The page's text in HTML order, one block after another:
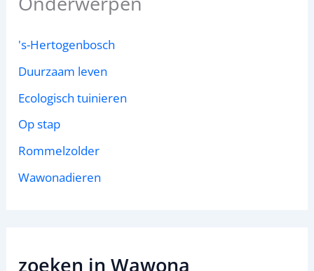
's-Hertogenbosch
Duurzaam leven
Ecologisch tuinieren
Op stap
Rommelzolder
Wawonadieren
zoeken in Wawona